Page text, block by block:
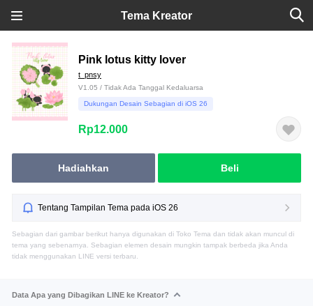
Tema Kreator
Pink lotus kitty lover
t_pnsy
V1.05 / Tidak Ada Tanggal Kedaluarsa
Dukungan Desain Sebagian di iOS 26
Rp12.000
Hadiahkan Beli
Tentang Tampilan Tema pada iOS 26
Sebagian dari gambar berikut hanya digunakan di Toko Tema dan tidak akan muncul di
tema yang sebenarnya. Sebagian elemen desain mungkin tampak berbeda jika Anda
tidak menggunakan LINE versi terbaru.
Data Apa yang Dibagikan LINE ke Kreator?